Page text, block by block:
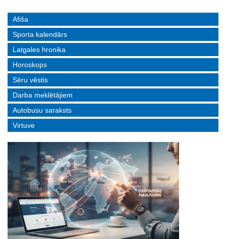
Afiša
Sporta kalendārs
Latgales hronika
Horoskops
Sēru vēstis
Darba meklētājiem
Autobusu saraksts
Virtuve